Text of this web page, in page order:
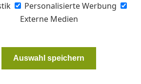
Personalisierte Werbung
Externe Medien
Auswahl speichern
Der 39-jährige Metall- und
folgte auf Siegfried Steiner,
geleitet hatte. Gärtner ist
Abschluss in Mechatronik